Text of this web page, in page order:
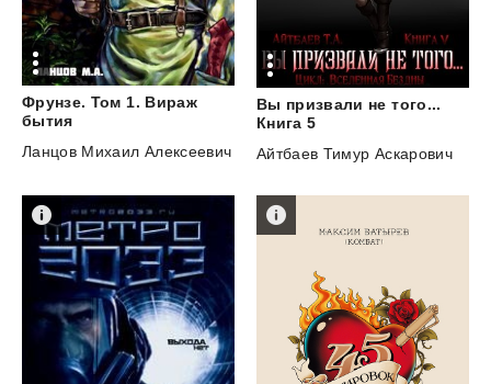
Фрунзе. Том 1. Вираж
бытия
Ланцов Михаил Алексеевич
Вы призвали не того...
Книга 5
Айтбаев Тимур Аскарович